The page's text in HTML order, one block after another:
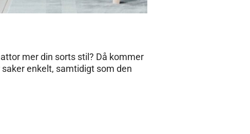
mer din sorts stil? Då kommer
enkelt, samtidigt som den